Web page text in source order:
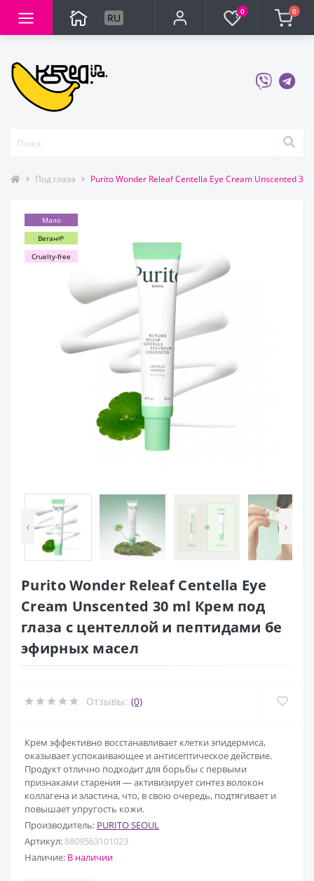
RU 0 0
Под глаза Purito Wonder Releaf Centella Eye Cream Unscented
Мало
Веган🌱
Cruelty-free
‹ ›
Purito Wonder Releaf Centella Eye
Cream Unscented 30 ml Крем под
глаза с центеллой и пептидами бе
эфирных масел
Отзывы: (0)
Крем эффективно восстанавливает клетки эпидермиса,
оказывает успокаивающее и антисептическое действие.
Продукт отлично подходит для борьбы с первыми
признаками старения — активизирует синтез волокон
коллагена и эластина, что, в свою очередь, подтягивает и
повышает упругость кожи.
Производитель: PURITO SEOUL
Артикул: 8809563101023
Наличие: В наличии